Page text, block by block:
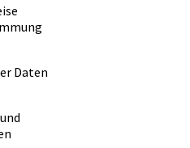
Daten